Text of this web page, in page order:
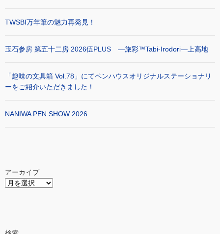
TWSBI万年筆の魅力再発見！
玉石参房 第五十二房 2026伍PLUS ―旅彩™Tabi-Irodori―上高地
「趣味の文具箱 Vol.78」にてペンハウスオリジナルステーショナリ
ーをご紹介いただきました！
NANIWA PEN SHOW 2026
アーカイブ